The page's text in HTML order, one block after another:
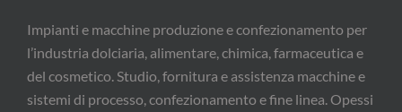
Impianti e macchine produzione e confezionamento per
l’industria dolciaria, alimentare, chimica, farmaceutica e
del cosmetico. Studio, fornitura e assistenza macchine e
sistemi di processo, confezionamento e fine linea. Opessi